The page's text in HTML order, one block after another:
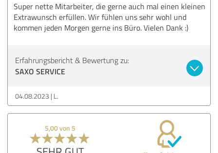
Super nette Mitarbeiter, die gerne auch mal einen kleinen
Extrawunsch erfüllen. Wir fühlen uns sehr wohl und
kommen jeden Morgen gerne ins Büro. Vielen Dank :)
Erfahrungsbericht & Bewertung zu:
SAXO SERVICE
04.08.2023 L.
5,00 von 5